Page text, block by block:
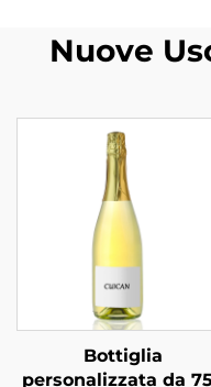
Nuove
Bottiglia
personalizzata da